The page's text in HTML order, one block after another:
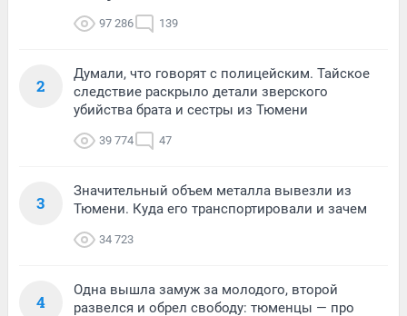
97 286 139
2
Думали, что говорят с полицейским. Тайское
следствие раскрыло детали зверского
убийства брата и сестры из Тюмени
39 774 47
3
Значительный объем металла вывезли из
Тюмени. Куда его транспортировали и зачем
34 723
4
Одна вышла замуж за молодого, второй
развелся и обрел свободу: тюменцы — про